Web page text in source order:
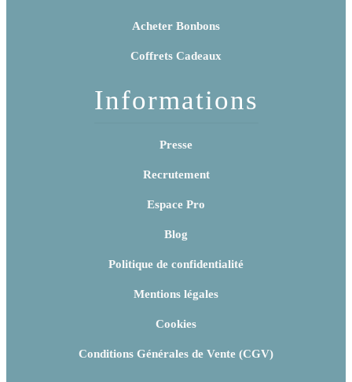
Acheter Bonbons
Coffrets Cadeaux
Informations
Presse
Recrutement
Espace Pro
Blog
Politique de confidentialité
Mentions légales
Cookies
Conditions Générales de Vente (CGV)